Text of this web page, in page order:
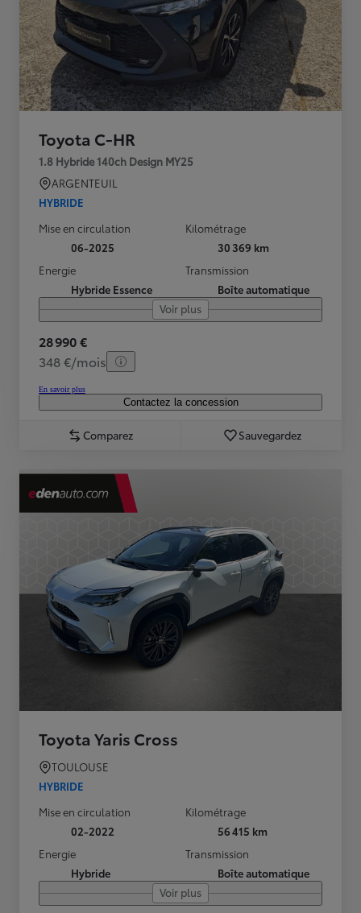
Toyota C-HR
1.8 Hybride 140ch Design MY25
ARGENTEUIL
HYBRIDE
Mise en circulation
06-2025
Kilométrage
30 369 km
Energie
Hybride Essence
Transmission
Boîte automatique
Voir plus
28 990 €
348 €/mois
En savoir plus
Contactez la concession
Comparez Sauvegardez
Toyota Yaris Cross
TOULOUSE
HYBRIDE
Mise en circulation
02-2022
Kilométrage
56 415 km
Energie
Hybride
Transmission
Boîte automatique
Voir plus